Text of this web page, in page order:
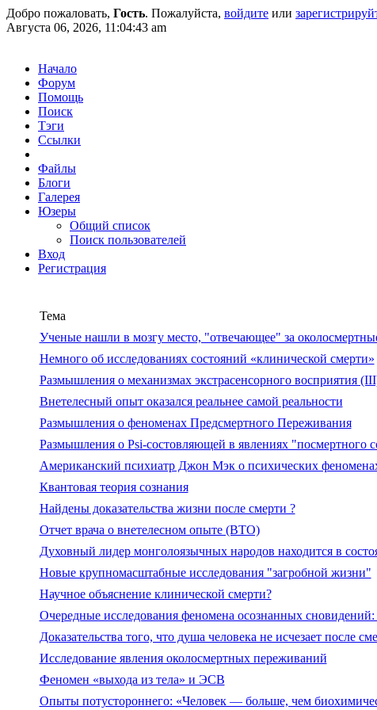
Добро пожаловать, Гость. Пожалуйста, войдите или
Августа 06, 2026, 11:04:43 am
Начало
Форум
Помощь
Поиск
Тэги
Ссылки
Файлы
Блоги
Галерея
Юзеры
Общий список
Поиск пользователей
Вход
Регистрация
Тема
Ученые нашли в мозгу место, "отвечающее" за
Немного об исследованиях состояний «клинической смерти»
Размышления о механизмах экстрасенсорного восприятия
Внетелесный опыт оказался реальнее самой реальности
Размышления о феноменах Предсмертного Переживания
Размышления о Psi-состовляющей в явлениях "посмертного
Американский психиатр Джон Мэк о психических
Квантовая теория сознания
Найдены доказательства жизни после смерти ?
Отчет врача о внетелесном опыте (ВТО)
Духовный лидер монголоязычных народов находится в
Новые крупномасштабные исследования "загробной жизни"
Научное объяснение клинической смерти?
Очередные исследования феномена осознанных
Доказательства того, что душа человека не исчезает после
Исследование явления околосмертных переживаний
Феномен «выхода из тела» и ЭСВ
Опыты потустороннего: «Человек — больше, чем